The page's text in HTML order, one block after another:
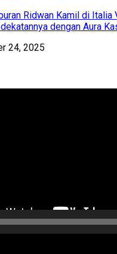
Ridwan Kamil di Italia
dengan Aura
24, 2025